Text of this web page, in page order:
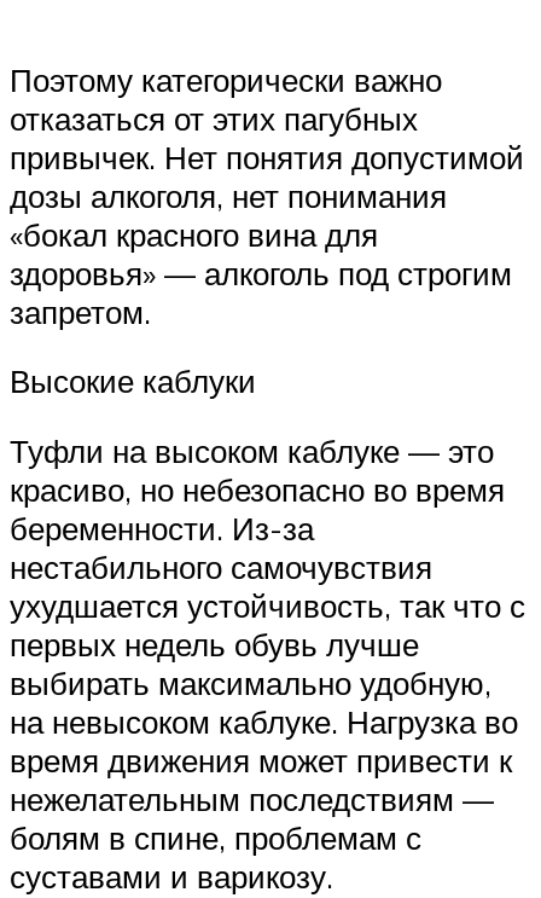
Поэтому категорически важно
отказаться от этих пагубных
привычек. Нет понятия допустимой
дозы алкоголя, нет понимания
«бокал красного вина для
здоровья» — алкоголь под строгим
запретом.
Высокие каблуки
Туфли на высоком каблуке — это
красиво, но небезопасно во время
беременности. Из-за
нестабильного самочувствия
ухудшается устойчивость, так что с
первых недель обувь лучше
выбирать максимально удобную,
на невысоком каблуке. Нагрузка во
время движения может привести к
нежелательным последствиям —
болям в спине, проблемам с
суставами и варикозу.